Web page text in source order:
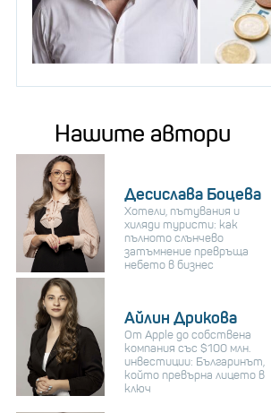
Нашите автори
Десислава Боцева
Хотели, пътувания и
хиляди туристи: как
пълното слънчево
затъмнение превръща
небето в бизнес
Айлин Дрикова
От Apple до собствена
компания със $100 млн.
инвестиции: Българинът,
който превърна лицето в
ключ